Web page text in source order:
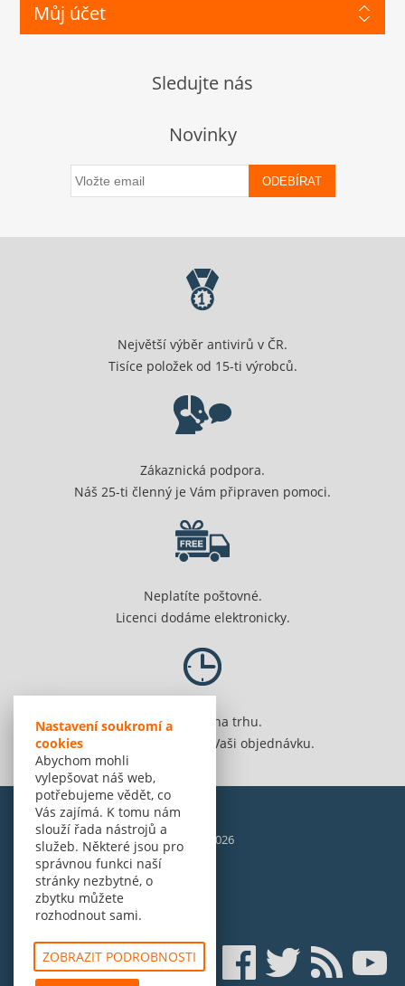
Nastavení soukromí a
cookies
Abychom mohli
vylepšovat náš web,
potřebujeme vědět, co
Vás zajímá. K tomu nám
slouží řada nástrojů a
služeb. Některé jsou pro
správnou funkci naší
stránky nezbytné, o
zbytku můžete
rozhodnout sami.
ZOBRAZIT PODROBNOSTI
Můj účet
Sledujte nás
Novinky
ODEBÍRAT
Největší výběr antivirů v ČR.
Tisíce položek od 15-ti výrobců.
Zákaznická podpora.
Náš 25-ti členný je Vám připraven pomoci.
Neplatíte poštovné.
Licenci dodáme elektronicky.
Jsme 20 let na trhu.
Spolehlivě vyřídíme Vaši objednávku.
© Amenit Software Solutions, 1998 - 2026
Powered by nopCommerce